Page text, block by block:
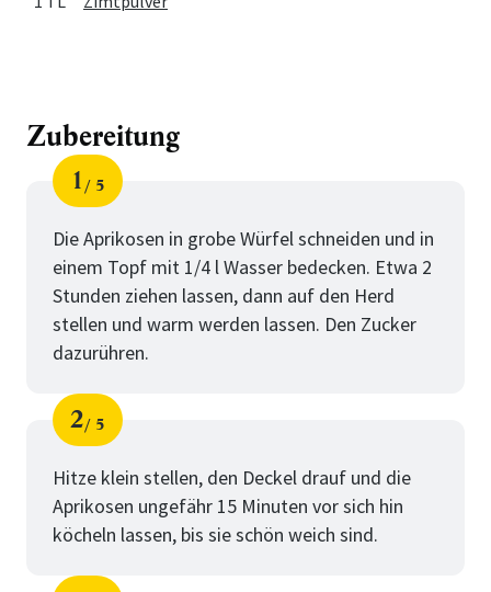
Zubereitung
Schritt
1
von
5
Die Aprikosen in grobe Würfel schneiden und in
einem Topf mit 1/4 l Wasser bedecken. Etwa 2
Stunden ziehen lassen, dann auf den Herd
stellen und warm werden lassen. Den Zucker
dazurühren.
Schritt
2
von
5
Hitze klein stellen, den Deckel drauf und die
Aprikosen ungefähr 15 Minuten vor sich hin
köcheln lassen, bis sie schön weich sind.